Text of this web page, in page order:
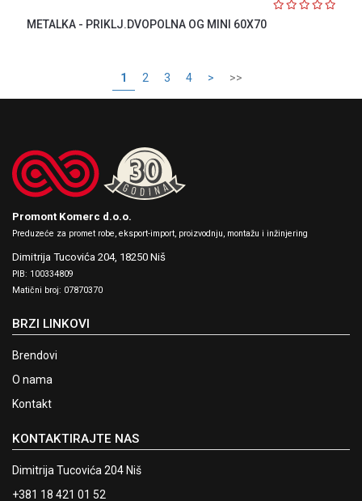
METALKA - PRIKLJ.DVOPOLNA OG MINI 60X70
1 2 3 4 > >>
Promont Komerc d.o.o.
Preduzeće za promet robe, eksport-import, proizvodnju, montažu i inžinjering
Dimitrija Tucovića 204, 18250 Niš
PIB: 100334809
Matični broj: 07870370
BRZI LINKOVI
Brendovi
O nama
Kontakt
KONTAKTIRAJTE NAS
Dimitrija Tucovića 204 Niš
+381 18 421 01 52